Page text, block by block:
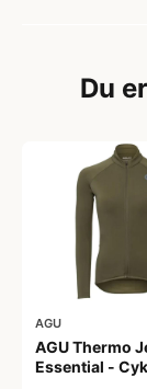
Du
AGU
AGU Thermo
Essential -